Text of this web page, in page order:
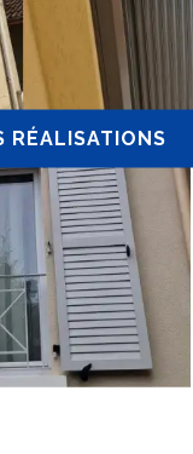
RÉALISATIONS